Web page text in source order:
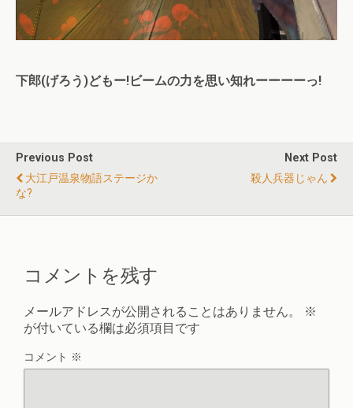
下郎(げろう)どもー!ビームの力を思い知れーーーーっ!
Previous Post
大江戸温泉物語ステージか
な?
Next Post
殺人兵器じゃん
コメントを残す
メールアドレスが公開されることはありません。
※
が付いている欄は必須項目です
コメント ※